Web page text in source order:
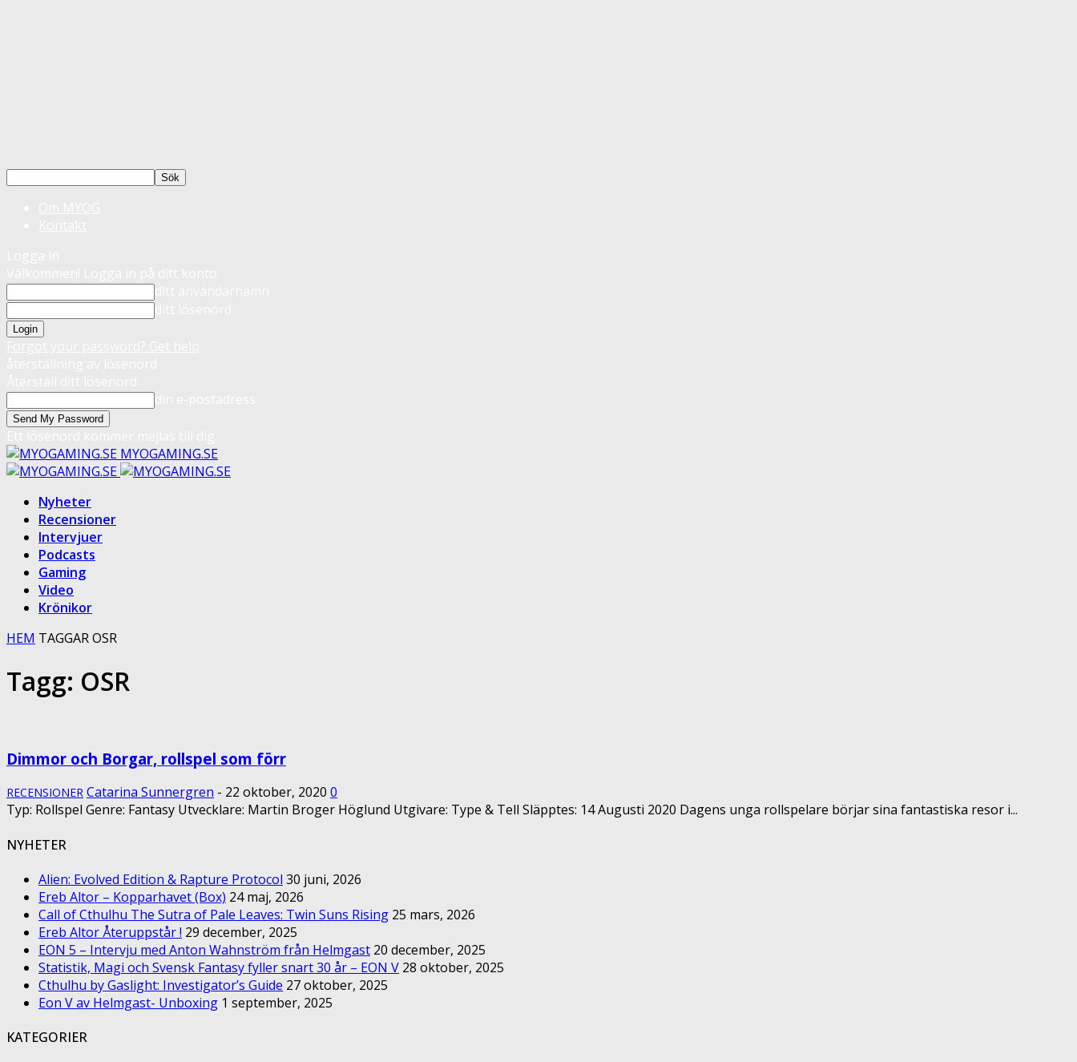
MYOGAMING.SE
Nyheter
Recensioner
Intervjuer
Podcasts
Gaming
Video
Krönikor
HEM TAGGAROSR
Tagg: OSR
Dimmor och Borgar, rollspel som förr
RECENSIONER Catarina Sunnergren - 22 oktober, 2020 0
Typ: Rollspel Genre: Fantasy Utvecklare: Martin Broger Höglund Utgivare: Type & Tell Släpptes: 14 Augusti 2020 Dagens unga rollspelare börjar sina fantastiska resor i...
NYHETER
Alien: Evolved Edition & Rapture Protocol 30 juni, 2026
Ereb Altor – Kopparhavet (Box) 24 maj, 2026
Call of Cthulhu The Sutra of Pale Leaves: Twin Suns Rising 25 mars, 2026
Ereb Altor Återuppstår ! 29 december, 2025
EON 5 – Intervju med Anton Wahnström från Helmgast 20 december, 2025
Statistik, Magi och Svensk Fantasy fyller snart 30 år – EON V 28 oktober, 2025
Cthulhu by Gaslight: Investigator’s Guide 27 oktober, 2025
Eon V av Helmgast- Unboxing 1 september, 2025
KATEGORIER